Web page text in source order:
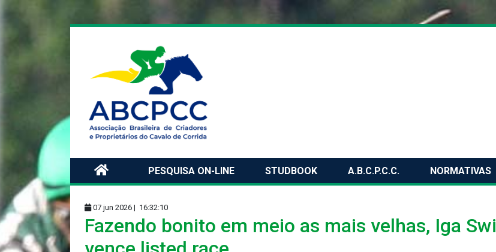
PESQUISA ON-LINE STUDBOOK A.B.C.P.C.C. NORMATIVAS
07 jun 2026 | 16:32:10
Fazendo bonito em meio as mais velhas, Iga